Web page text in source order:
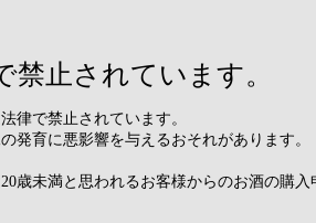
禁止されています。
律で禁止されています。
発育に悪影響を与えるおそれがあります。
歳未満と思われるお客様からのお酒の購